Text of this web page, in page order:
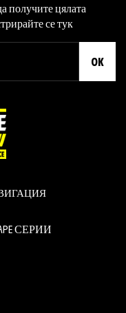
получите цялата
се тук
OK
СЕРИИ